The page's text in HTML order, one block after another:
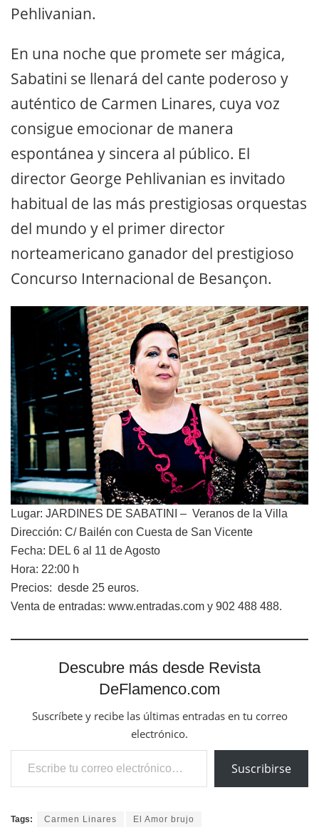
Pehlivanian.
En una noche que promete ser mágica,
Sabatini se llenará del cante poderoso y
auténtico de Carmen Linares, cuya voz
consigue emocionar de manera
espontánea y sincera al público. El
director George Pehlivanian es invitado
habitual de las más prestigiosas orquestas
del mundo y el primer director
norteamericano ganador del prestigioso
Concurso Internacional de Besançon.
Lugar: JARDINES DE SABATINI – Veranos de la Villa
Dirección: C/ Bailén con Cuesta de San Vicente
Fecha: DEL 6 al 11 de Agosto
Hora: 22:00 h
Precios: desde 25 euros.
Venta de entradas: www.entradas.com y 902 488 488.
Descubre más desde Revista
DeFlamenco.com
Suscríbete y recibe las últimas entradas en tu correo
electrónico.
Escribe tu correo electrónico…
Suscribirse
Tags: Carmen Linares El Amor brujo